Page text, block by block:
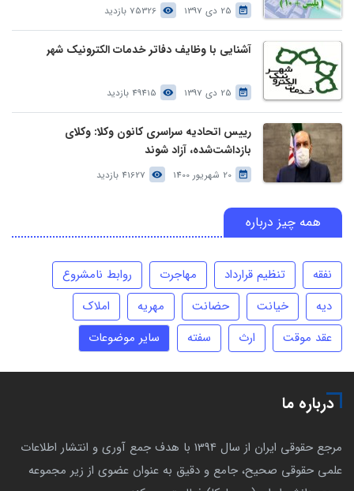
25 دی 1397 75326 بازدید
آشنایی با وظایف دفاتر خدمات الکترونیک شهر
25 دی 1397 49415 بازدید
رییس اتحادیه سراسری کانون وکلا: وکلای
بازداشت‌شده، آزاد شوند
20 شهریور 1400 41627 بازدید
همه چیز درباره
نفقه تنظیم قرارداد مهاجرت
روابط نامشروع
دیه
خیانت حضانت مهریه
املاک
عقد موقت
ارث سفته سایر موضوعات
درباره ما
مرجع حقوقی ایران از سال 1394 با هدف جمع آوری و انتشار اطلاعات
علمی حقوقی صحیح، جامع و دقیق به عنوان عضوی از زیر مجموعه